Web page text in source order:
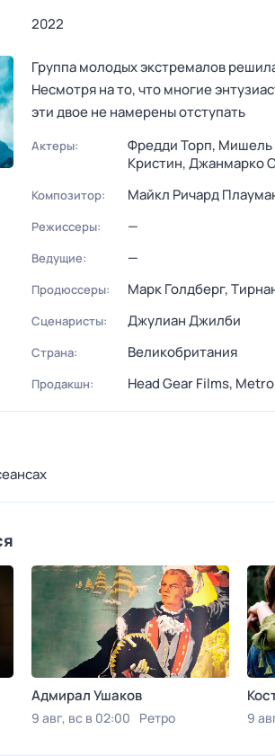
2022
Группа молодых экстремалов
Несмотря на то, что многие
эти двое не намерены отступать
Актеры: Фредди Торп, Мишель
Кристин,Джанмарко
Композитор: Майкл Ричард
Режиссеры: —
Ведущие: —
Продюссеры: Марк Голдберг,
Сценаристы: Джулиан Джилби
Страна: Великобритания
Продакшн: Head Gear Films,
Адмирал Ушаков
9 авг, вс в 02:00 Ретро
9